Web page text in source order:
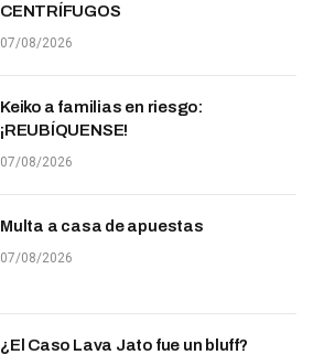
CENTRÍFUGOS
07/08/2026
Keiko a familias en riesgo:
¡REUBÍQUENSE!
07/08/2026
Multa a casa de apuestas
07/08/2026
¿El Caso Lava Jato fue un bluff?